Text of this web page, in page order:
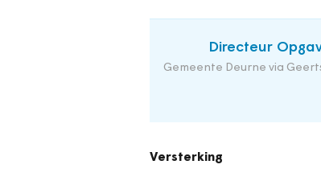
Directeur
Gemeente Deurne via
Versterking